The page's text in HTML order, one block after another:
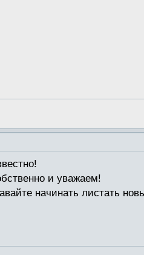
и уважаем!
начинать листать